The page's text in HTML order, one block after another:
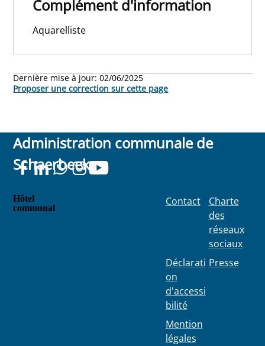
Complément d'information
Aquarelliste
Dernière mise à jour:02/06/2025
Proposer une correction sur cette page
Administration communale de
Schaerbeek
Hôtel
communal
Contact
Déclarati
on
d'accessi
bilité
Mention
légales
Charte
des
réseaux
sociaux
Presse